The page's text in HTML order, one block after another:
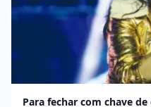
Para fechar com chave